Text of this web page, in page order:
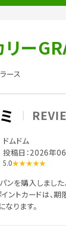
リー
ース
ドムドム
投稿日：2026年
5.0★★★★★
を購入しました
イントカードは、
なります。